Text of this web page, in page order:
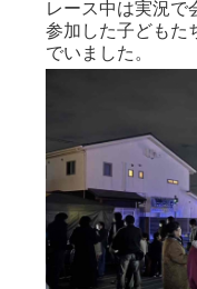
レース中は実況で
参加した子どもた
でいました。